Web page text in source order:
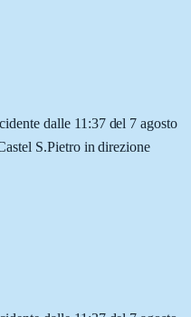
dalle 11:37 del 7 agosto
S.Pietro in direzione